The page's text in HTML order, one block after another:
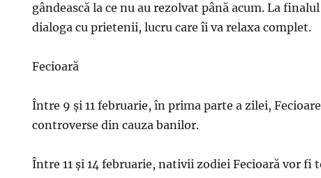
gândească la ce nu au rezolvat până acum. La
dialoga cu prietenii, lucru care îi va relaxa complet.
Fecioară
Între 9 și 11 februarie, în prima parte a zilei,
controverse din cauza banilor.
Între 11 și 14 februarie, nativii zodiei Fecioară vor fi